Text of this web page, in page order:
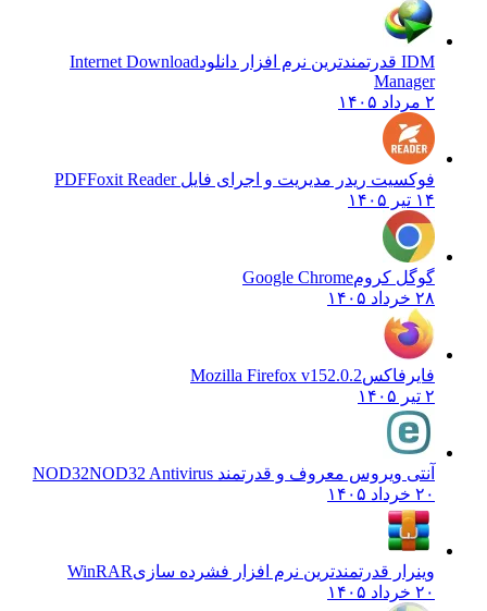
IDM قدرتمندترین نرم افزار دانلود
Internet Download
Manager
۲ مرداد ۱۴۰۵
فوکسیت ریدر مدیریت و اجرای فایل PDFFoxit Reader
۱۴ تیر ۱۴۰۵
گوگل کرومGoogle Chrome
۲۸ خرداد ۱۴۰۵
فایرفاکسMozilla Firefox v152.0.2
۲ تیر ۱۴۰۵
آنتی ویروس معروف و قدرتمند NOD32 NOD32 Antivirus
۲۰ خرداد ۱۴۰۵
وینرار قدرتمندترین نرم افزار فشرده سازیWinRAR
۲۰ خرداد ۱۴۰۵